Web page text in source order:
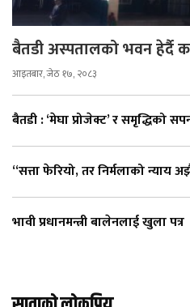
बैतडी अस्पतालको भवन हेर्दै
आइतबार, जेठ १७, २०८३
बैतडी : ‘मेघा प्रोजेक्ट’ र समृद्धिको
“सत्ता फेरियो, तर निर्मलाको न्याय
भावी प्रधानमन्त्री बालेनलाई खुला पत्र